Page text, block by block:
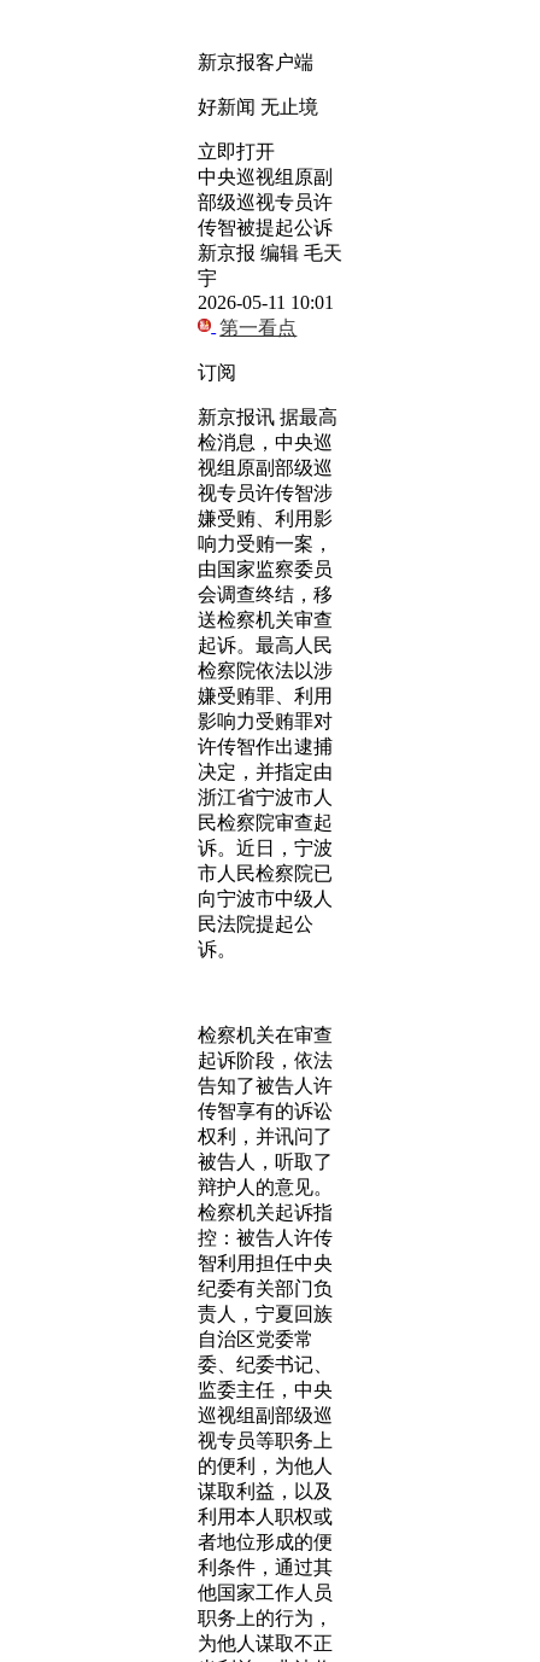
新京报客户端
好新闻 无止境
立即打开
中央巡视组原副
部级巡视专员许
传智被提起公诉
新京报 编辑 毛天
宇
2026-05-11 10:01
第一看点
订阅
新京报讯 据最高
检消息，中央巡
视组原副部级巡
视专员许传智涉
嫌受贿、利用影
响力受贿一案，
由国家监察委员
会调查终结，移
送检察机关审查
起诉。最高人民
检察院依法以涉
嫌受贿罪、利用
影响力受贿罪对
许传智作出逮捕
决定，并指定由
浙江省宁波市人
民检察院审查起
诉。近日，宁波
市人民检察院已
向宁波市中级人
民法院提起公
诉。
检察机关在审查
起诉阶段，依法
告知了被告人许
传智享有的诉讼
权利，并讯问了
被告人，听取了
辩护人的意见。
检察机关起诉指
控：被告人许传
智利用担任中央
纪委有关部门负
责人，宁夏回族
自治区党委常
委、纪委书记、
监委主任，中央
巡视组副部级巡
视专员等职务上
的便利，为他人
谋取利益，以及
利用本人职权或
者地位形成的便
利条件，通过其
他国家工作人员
职务上的行为，
为他人谋取不正